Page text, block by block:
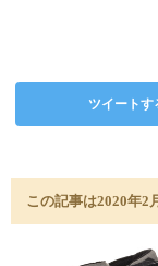
ツイートす
この記事は2020年2